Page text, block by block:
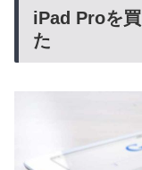
iPad Proを
た